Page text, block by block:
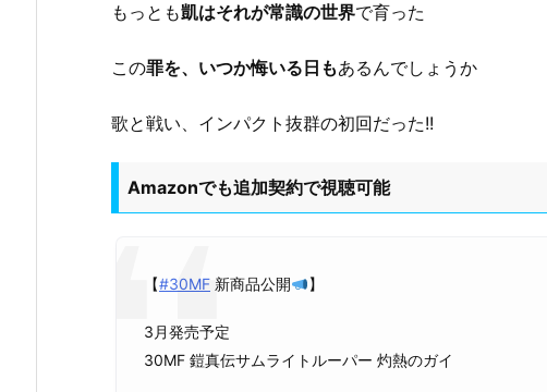
もっとも凱はそれが常識の世界で育った
この罪を、いつか悔いる日もあるんでしょうか
歌と戦い、インパクト抜群の初回だった!!
Amazonでも追加契約で視聴可能
【#30MF 新商品公開 】
3月発売予定
30MF 鎧真伝サムライトルーパー 灼熱のガイ